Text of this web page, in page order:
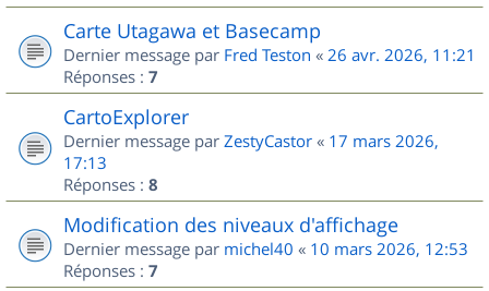
Carte Utagawa et Basecamp
Dernier message par Fred Teston « 26 avr. 2026, 11:21
Réponses : 7
CartoExplorer
Dernier message par ZestyCastor « 17 mars 2026,
17:13
Réponses : 8
Modification des niveaux d'affichage
Dernier message par michel40 « 10 mars 2026, 12:53
Réponses : 7